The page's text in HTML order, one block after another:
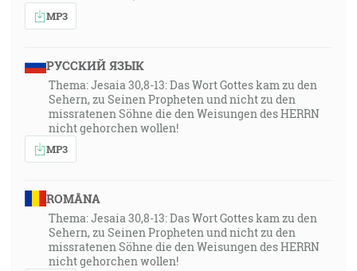
MP3
РУССКИЙ ЯЗЫК
Thema: Jesaia 30,8-13: Das Wort Gottes kam zu den
Sehern, zu Seinen Propheten und nicht zu den
missratenen Söhne die den Weisungen des HERRN
nicht gehorchen wollen!
MP3
ROMÂNA
Thema: Jesaia 30,8-13: Das Wort Gottes kam zu den
Sehern, zu Seinen Propheten und nicht zu den
missratenen Söhne die den Weisungen des HERRN
nicht gehorchen wollen!